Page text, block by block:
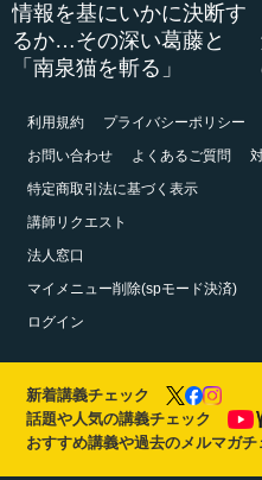
情報を基にいかに決断す
るか…その深い葛藤と
「南泉猫を斬る」
利用規約
プライバシーポリシー
お問い合わせ
よくあるご質問
特定商取引法に基づく表示
講師リクエスト
法人窓口
マイメニュー削除(spモード決済)
ログイン
新着講義チェック
話題や人気の講義チェック
おすすめ講義や過去のメルマガチ